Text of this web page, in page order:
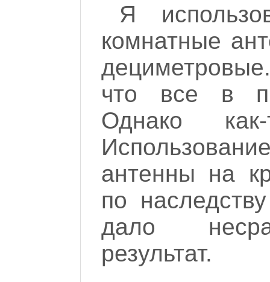
Я
комнатные
что все в
Однако
антенны на
по
дало
результат.